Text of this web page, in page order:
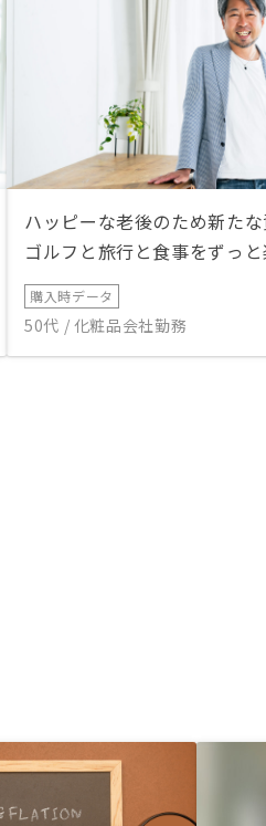
ハッピーな老後のため新たな
ゴルフと旅行と食事をずっ
購入時データ
50代 / 化粧品会社勤務